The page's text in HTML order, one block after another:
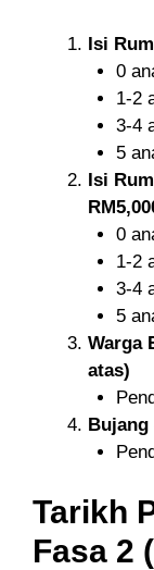
Isi
0
1-2
3-4
5
Isi
0
1-2
3-4
5
Warga
atas)
Bujang
Tarikh
Fasa 2